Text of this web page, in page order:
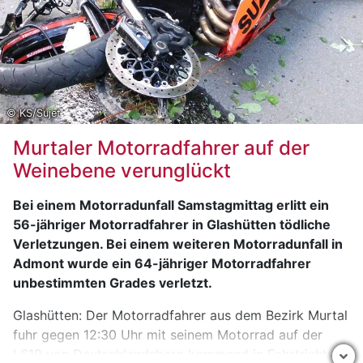
Freistadt registrierte -18,8 Grad bei 539 Metern
in Freistadt. Gars am Kamp meldete -18,5 Grad
bei einer Höhe von 273 Metern in Horn.
Aigen im Ennstal erreichte -18,4 Grad bei 641
Metern in Liezen.
Klausen-Leopoldsdorf verzeichnete -17,9 Grad
bei 389 Metern in Baden.
© KS/Sujet
Murtaler Motorradfahrer auf der
Weinebene verunglückt
Bei einem Motorradunfall Samstagmittag erlitt ein
56-jähriger Motorradfahrer in Glashütten tödliche
Verletzungen. Bei einem weiteren Motorradunfall in
Admont wurde ein 64-jähriger Motorradfahrer
unbestimmten Grades verletzt.
Glashütten: Der Motorradfahrer aus dem Bezirk Murtal
fuhr gegen 12:30 Uhr mit seinem Motorrad auf der
L619 von Deutschlandsberg kommend in Fahrtrichtung